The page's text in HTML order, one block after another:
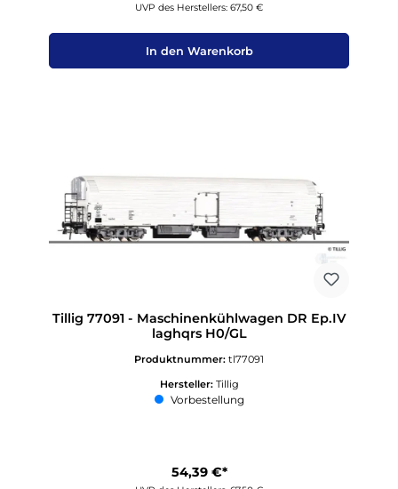
UVP des Herstellers: 67,50 €
In den Warenkorb
Tillig 77091 - Maschinenkühlwagen DR Ep.IV
laghqrs H0/GL
Produktnummer: tl77091
Hersteller: Tillig
Vorbestellung
54,39 €*